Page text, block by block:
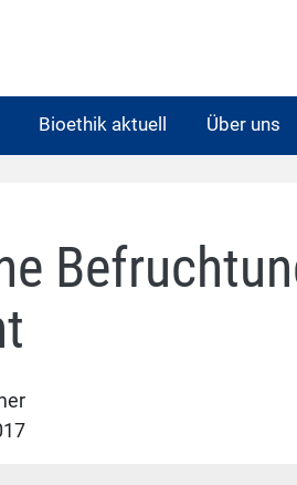
Bioethik aktuell Über uns